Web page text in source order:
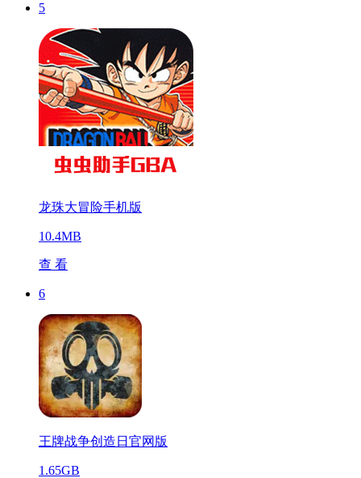
5
龙珠大冒险手机版
10.4MB
查 看
6
王牌战争创造日官网版
1.65GB